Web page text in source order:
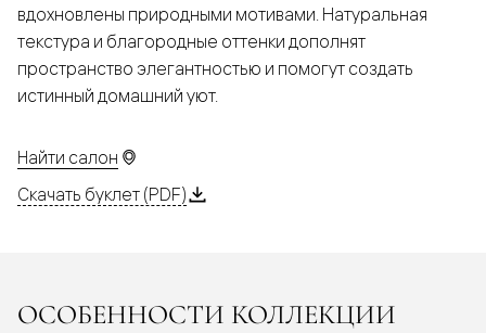
вдохновлены природными мотивами. Натуральная
текстура и благородные оттенки дополнят
пространство элегантностью и помогут создать
истинный домашний уют.
Найти салон
Скачать буклет (PDF)
ОСОБЕННОСТИ КОЛЛЕКЦИИ